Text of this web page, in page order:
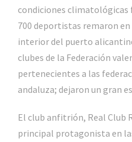
condiciones climatológicas
700 deportistas remaron
interior del puerto
clubes de la Federación
pertenecientes a las
andaluza; dejaron un gran
El club anfitrión, Real Club
principal protagonista en